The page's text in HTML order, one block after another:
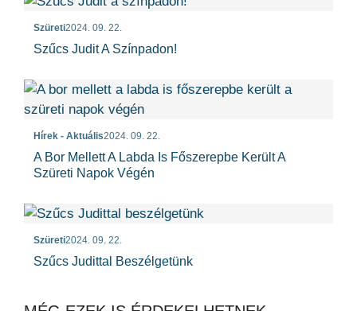
Szüreti2024. 09. 22.
Szűcs Judit A Színpadon!
Hírek - Aktuális2024. 09. 22.
A Bor Mellett A Labda Is Főszerepbe Került A
Szüreti Napok Végén
Szüreti2024. 09. 22.
Szűcs Judittal Beszélgetünk